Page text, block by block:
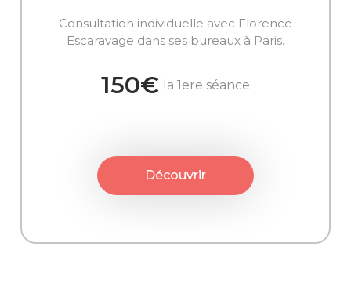
Consultation individuelle avec Florence
Escaravage dans ses bureaux à Paris.
150€ la 1ere séance
Découvrir